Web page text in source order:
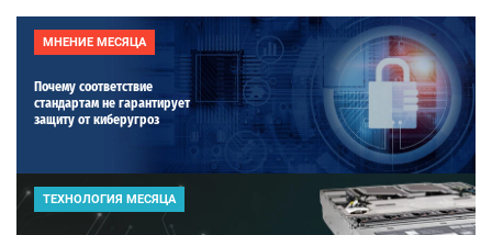
МНЕНИЕ МЕСЯЦА
Почему соответствие
стандартам не гарантирует
защиту от киберугроз
ТЕХНОЛОГИЯ МЕСЯЦА